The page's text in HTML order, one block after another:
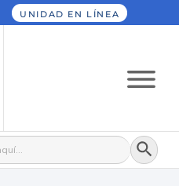
UNIDAD EN LÍNEA
Botón